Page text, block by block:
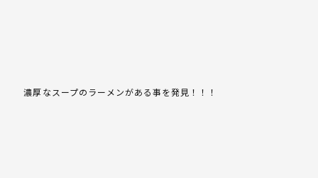
濃厚なスープのラーメンがある事を発見！！！